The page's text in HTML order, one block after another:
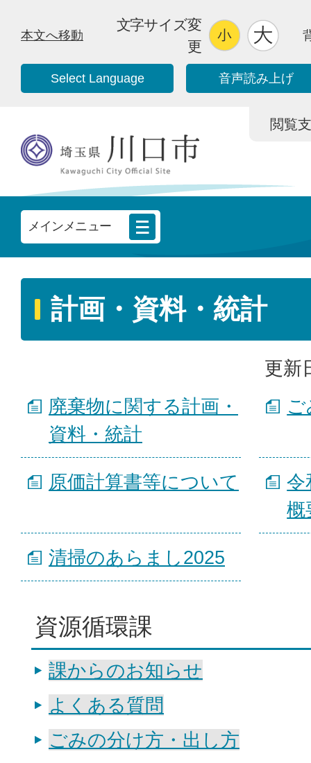
本文へ移動
文字サイズ変
更
Select Language 音声読み上げ
閲覧
メインメニュー
計画・資料・統計
更新
廃棄物に関する計画・
資料・統計
原価計算書等について
令
概
清掃のあらまし2025
資源循環課
課からのお知らせ
よくある質問
ごみの分け方・出し方